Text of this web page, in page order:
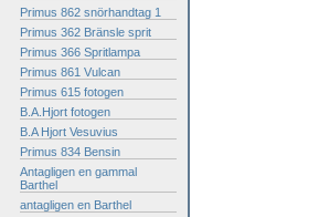
Primus 862 snörhandtag 1
Primus 362 Bränsle sprit
Primus 366 Spritlampa
Primus 861 Vulcan
Primus 615 fotogen
B.A.Hjort fotogen
B.A Hjort Vesuvius
Primus 834 Bensin
Antagligen en gammal
Barthel
antagligen en Barthel